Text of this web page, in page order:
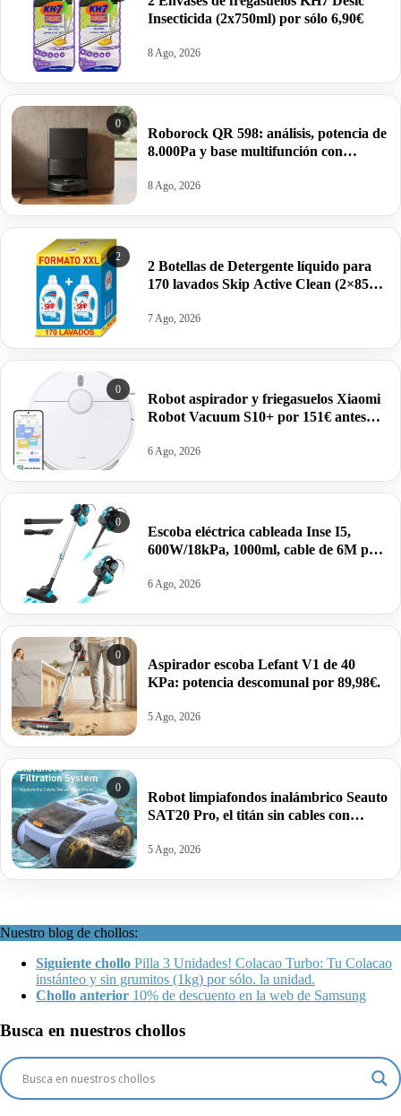
Insecticida (2x750ml) por sólo 6,90€
8 Ago, 2026
0
Roborock QR 598: análisis, potencia de
8.000Pa y base multifunción con
antes 599€.
8 Ago, 2026
2
2 Botellas de Detergente líquido para
170 lavados Skip Active Clean (2×85
7 Ago, 2026
0
Robot aspirador y friegasuelos Xiaomi
Robot Vacuum S10+ por 151€ antes
6 Ago, 2026
0
Escoba eléctrica cableada Inse I5,
600W/18kPa, 1000ml, cable de 6M por
6 Ago, 2026
0
Aspirador escoba Lefant V1 de 40
KPa: potencia descomunal por 89,98€.
5 Ago, 2026
0
Robot limpiafondos inalámbrico Seauto
SAT20 Pro, el titán sin cables con
200m² por 150,10€.
5 Ago, 2026
Nuestro blog de chollos:
Siguiente chollo Pilla 3 Unidades! Colacao Turbo: Tu Colacao
instánteo y sin grumitos (1kg) por sólo. la unidad.
Chollo anterior 10% de descuento en la web de Samsung
Busca en nuestros chollos